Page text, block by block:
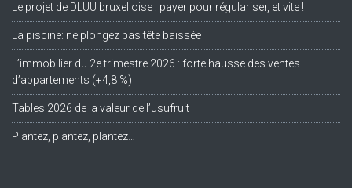
Le projet de DLUU bruxelloise : payer pour régulariser, et vite !
La piscine: ne plongez pas tête baissée
L’immobilier du 2e trimestre 2026 : forte hausse des ventes
d’appartements (+4,8 %)
Tables 2026 de la valeur de l’usufruit
Plantez, plantez, plantez…